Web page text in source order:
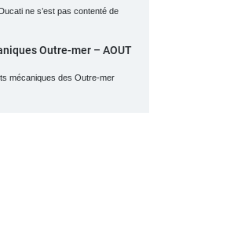
ne s’est pas contenté de
Outre-mer – AOUT
mécaniques des Outre-mer